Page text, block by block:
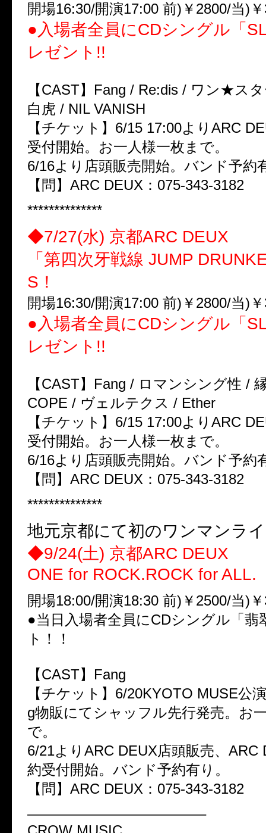
開場16:30/開演17:00 前)￥2800/当)
●入場者全員にCDシングル「
レゼント!!
【CAST】Fang / Re:dis / ワン★ス
白虎 / NIL VANISH
【チケット】6/15 17:00よりARC
受付開始。お一人様一枚まで。
6/16より店頭販売開始。バンド予約
【問】ARC DEUX：075-343-3182
**************
◆7/27(水) 京都ARC DEUX
「第四次牙戦線 JUMP
S！
開場16:30/開演17:00 前)￥2800/当)
●入場者全員にCDシングル「
レゼント!!
【CAST】Fang / ロマンシング性 /
COPE / ヴェルテクス / Ether
【チケット】6/15 17:00よりARC
受付開始。お一人様一枚まで。
6/16より店頭販売開始。バンド予約
【問】ARC DEUX：075-343-3182
**************
地元京都にて初のワンマンラ
◆9/24(土) 京都ARC DEUX
ONE for ROCK.ROCK for ALL.
開場18:00/開演18:30 前)￥2500/当)
●当日入場者全員にCDシングル「翡
ト！！
【CAST】Fang
【チケット】6/20KYOTO MUSE公
g物販にてシャッフル先行発売。お
で。
6/21よりARC DEUX店頭販売、ARC
約受付開始。バンド予約有り。
【問】ARC DEUX：075-343-3182
————————————–